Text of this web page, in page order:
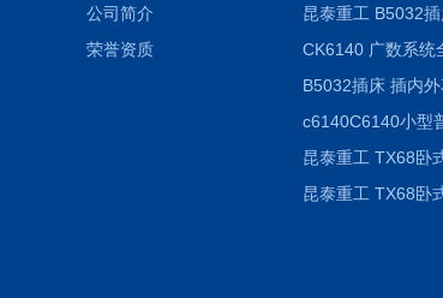
公司简介
荣誉资质